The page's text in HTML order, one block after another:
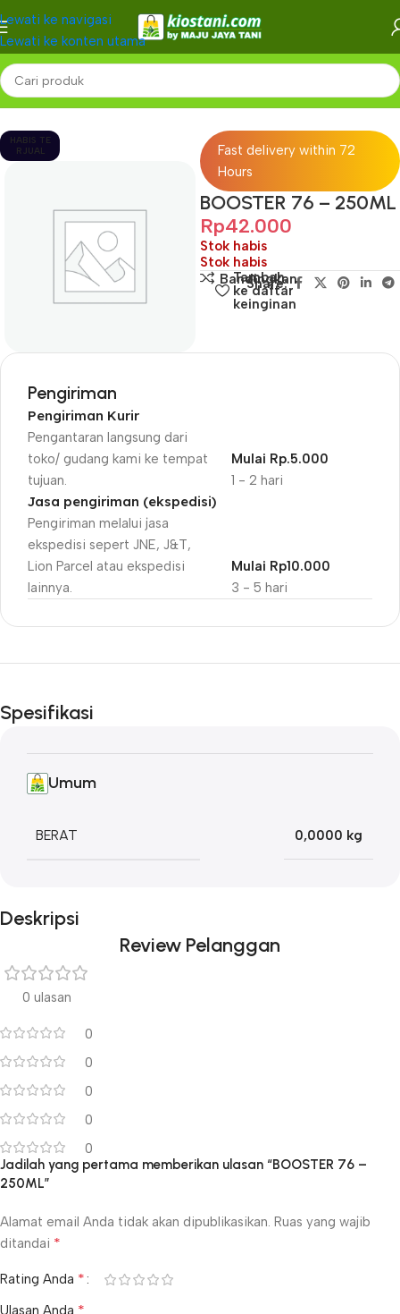
Lewati ke navigasi
Lewati ke konten utama
Beranda -
HABIS TE
RJUAL
Fast delivery within 72
Hours
BOOSTER 76 – 250ML
Rp42.000
Stok habis
Stok habis
Bandingkan
Tambah
ke daftar
keinginan
Share:
Pengiriman
Pengiriman Kurir
Pengantaran langsung dari
toko/ gudang kami ke tempat
tujuan.
1 - 2 hari
Mulai Rp.5.000
Jasa pengiriman (ekspedisi)
Pengiriman melalui jasa
ekspedisi sepert JNE, J&T,
Lion Parcel atau ekspedisi
lainnya.
3 - 5 hari
Mulai Rp10.000
Unbeatable offers
Blowout!
Spesifikasi
Umum
BERAT 0,0000 kg
Deskripsi
Review Pelanggan
0 ulasan
0
0
0
0
0
Jadilah yang pertama memberikan ulasan “BOOSTER 76 –
250ML”
Alamat email Anda tidak akan dipublikasikan. Ruas yang wajib
ditandai *
Rating Anda *
Ulasan Anda *